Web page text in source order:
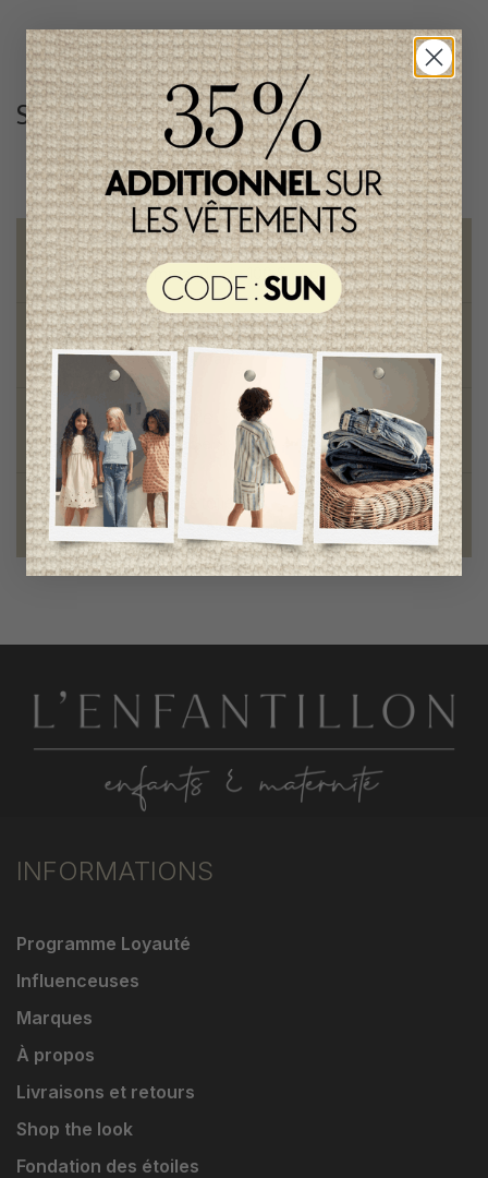
Suivez-nous@lenfantillon
Livraison gratuite
sur toute commande de 100 $ et plus
Vêtements chics et tendances
pour mamans et enfants
Style et élégance
qualité remarquable
Fondation des étoiles
fiers de collaborer à une bonne cause
INFORMATIONS
Programme Loyauté
Influenceuses
Marques
À propos
Livraisons et retours
Shop the look
Fondation des étoiles